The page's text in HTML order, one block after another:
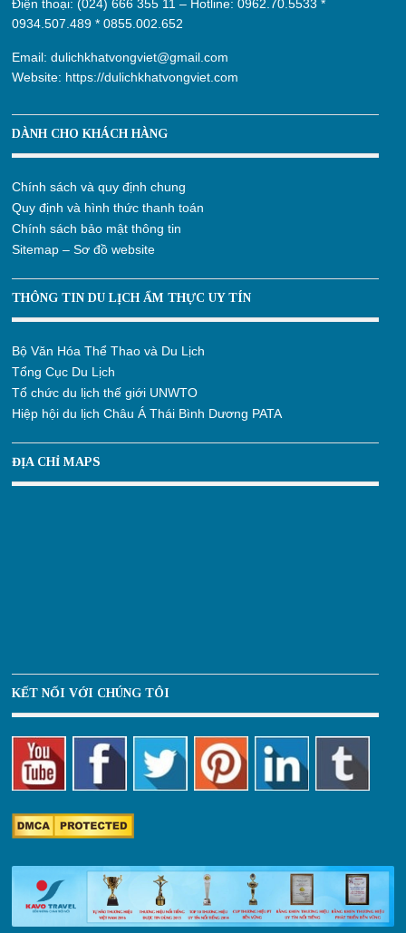
Điện thoại: (024) 666 355 11 – Hotline:0962.70.5533 *
0934.507.489 *0855.002.652
Email:dulichkhatvongviet@gmail.com
Website: https://dulichkhatvongviet.com
DÀNH CHO KHÁCH HÀNG
Chính sách và quy định chung
Quy định và hình thức thanh toán
Chính sách bảo mật thông tin
Sitemap – Sơ đồ website
THÔNG TIN DU LỊCH ẨM THỰC UY TÍN
Bộ Văn Hóa Thể Thao và Du Lịch
Tổng Cục Du Lịch
Tổ chức du lịch thế giới UNWTO
Hiệp hội du lịch Châu Á Thái Bình Dương PATA
ĐỊA CHỈ MAPS
KẾT NỐI VỚI CHÚNG TÔI